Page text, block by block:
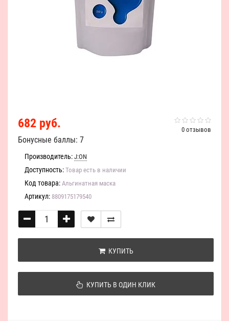
0 отзывов
682 руб.
Бонусные баллы: 7
Производитель: J:ON
Доступность: Товар есть в наличии
Код товара: Альгинатная маска
Артикул: 8809175179540
КУПИТЬ
КУПИТЬ В ОДИН КЛИК